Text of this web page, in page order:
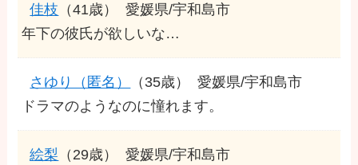
佳枝 （41歳）
愛媛県/宇和島市
年下の彼氏が欲しいな…
さゆり（匿名） （35歳）
愛媛県/宇和島市
ドラマのようなのに憧れます。
絵梨 （29歳）
愛媛県/宇和島市